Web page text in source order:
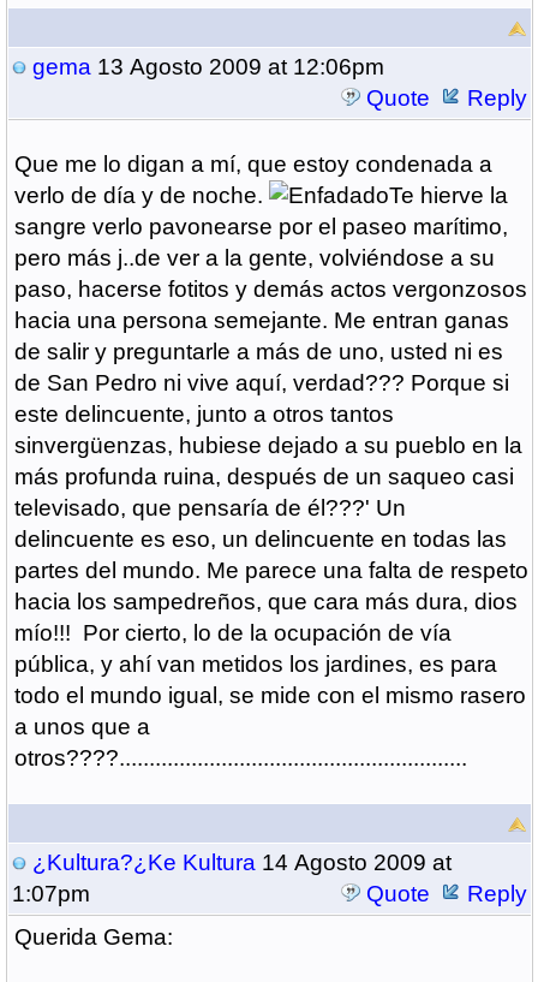
gema 13 Agosto 2009 at 12:06pm
Quote
Reply
Que me lo digan a mí, que estoy condenada a
verlo de día y de noche.
Te hierve la
sangre verlo pavonearse por el paseo marítimo,
pero más j..de ver a la gente, volviéndose a su
paso, hacerse fotitos y demás actos vergonzosos
hacia una persona semejante. Me entran ganas
de salir y preguntarle a más de uno, usted ni es
de San Pedro ni vive aquí, verdad??? Porque si
este delincuente, junto a otros tantos
sinvergüenzas, hubiese dejado a su pueblo en la
más profunda ruina, después de un saqueo casi
televisado, que pensaría de él???' Un
delincuente es eso, un delincuente en todas las
partes del mundo. Me parece una falta de respeto
hacia los sampedreños, que cara más dura, dios
mío!!! Por cierto, lo de la ocupación de vía
pública, y ahí van metidos los jardines, es para
todo el mundo igual, se mide con el mismo rasero
a unos que a
otros????..........................................................
¿Kultura?¿Ke Kultura 14 Agosto 2009 at
1:07pm
Quote
Reply
Querida Gema: